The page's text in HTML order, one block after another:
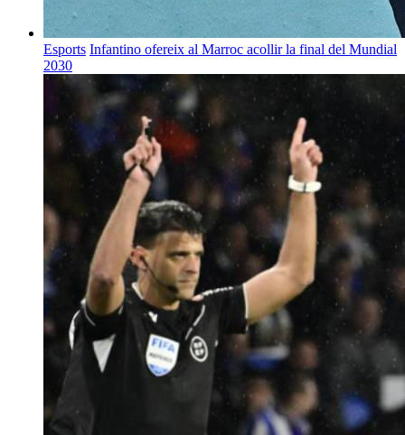
Esports Infantino ofereix al Marroc acollir la final del Mundial
2030